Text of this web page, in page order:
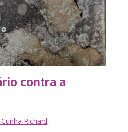
contra a
Richard